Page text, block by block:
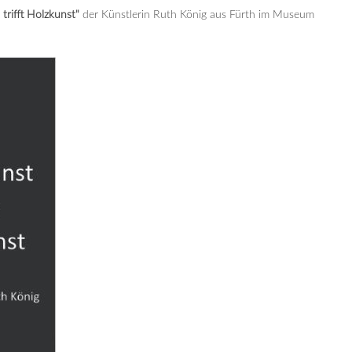
trifft Holzkunst" der Künstlerin Ruth König aus Fürth im Museum